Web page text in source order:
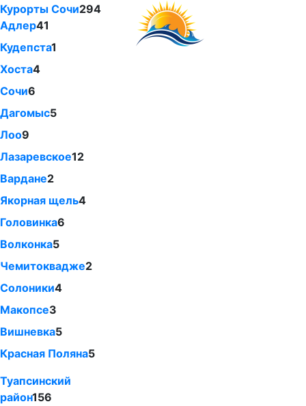
Курорты Сочи294
Адлер41
Кудепста1
Хоста4
Сочи6
Дагомыс5
Лоо9
Лазаревское12
Вардане2
Якорная щель4
Головинка6
Волконка5
Чемитоквадже2
Солоники4
Макопсе3
Вишневка5
Красная Поляна5
Туапсинский
район156